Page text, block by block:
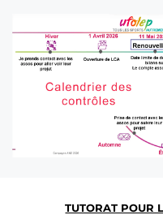
TUTORAT POUR